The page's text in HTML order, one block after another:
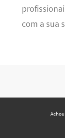
com a sua